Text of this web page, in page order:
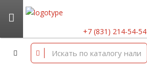
+7 (831) 214-54-54